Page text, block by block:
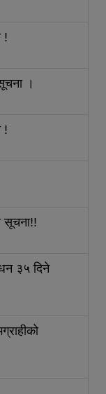
!
।
!
सूचना!!
३५ दिने